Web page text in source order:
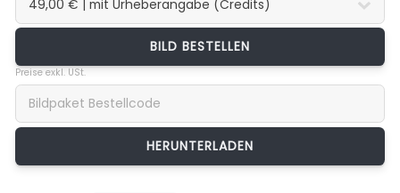
BILD BESTELLEN
Preise exkl. USt.